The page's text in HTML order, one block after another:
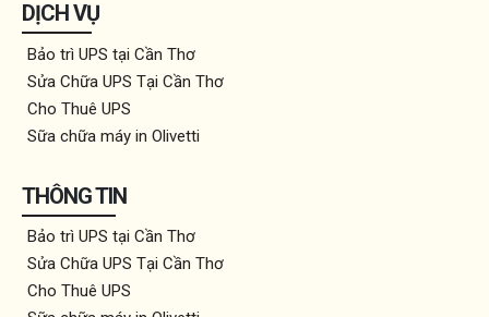
DỊCH VỤ
Bảo trì UPS tại Cần Thơ
Sửa Chữa UPS Tại Cần Thơ
Cho Thuê UPS
Sữa chữa máy in Olivetti
THÔNG TIN
Bảo trì UPS tại Cần Thơ
Sửa Chữa UPS Tại Cần Thơ
Cho Thuê UPS